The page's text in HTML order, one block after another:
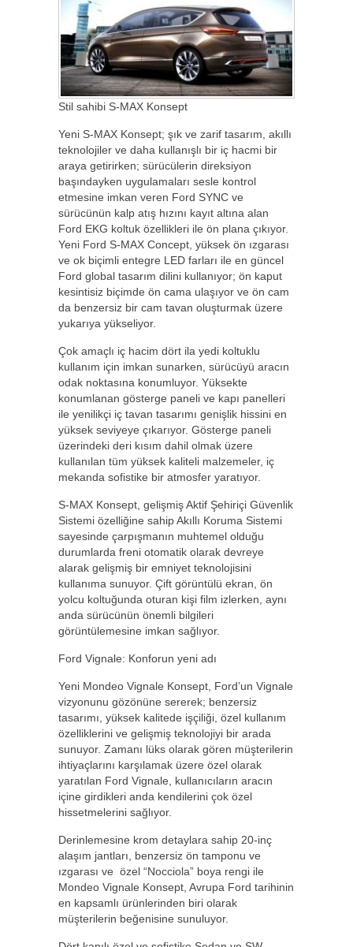
Stil sahibi S-MAX Konsept
Yeni S-MAX Konsept; şık ve zarif tasarım, akıllı
teknolojiler ve daha kullanışlı bir iç hacmi bir
araya getirirken; sürücülerin direksiyon
başındayken uygulamaları sesle kontrol
etmesine imkan veren Ford SYNC ve
sürücünün kalp atış hızını kayıt altına alan
Ford EKG koltuk özellikleri ile ön plana çıkıyor.
Yeni Ford S-MAX Concept, yüksek ön ızgarası
ve ok biçimli entegre LED farları ile en güncel
Ford global tasarım dilini kullanıyor; ön kaput
kesintisiz biçimde ön cama ulaşıyor ve ön cam
da benzersiz bir cam tavan oluşturmak üzere
yukarıya yükseliyor.
Çok amaçlı iç hacim dört ila yedi koltuklu
kullanım için imkan sunarken, sürücüyü aracın
odak noktasına konumluyor. Yüksekte
konumlanan gösterge paneli ve kapı panelleri
ile yenilikçi iç tavan tasarımı genişlik hissini en
yüksek seviyeye çıkarıyor. Gösterge paneli
üzerindeki deri kısım dahil olmak üzere
kullanılan tüm yüksek kaliteli malzemeler, iç
mekanda sofistike bir atmosfer yaratıyor.
S-MAX Konsept, gelişmiş Aktif Şehiriçi Güvenlik
Sistemi özelliğine sahip Akıllı Koruma Sistemi
sayesinde çarpışmanın muhtemel olduğu
durumlarda freni otomatik olarak devreye
alarak gelişmiş bir emniyet teknolojisini
kullanıma sunuyor. Çift görüntülü ekran, ön
yolcu koltuğunda oturan kişi film izlerken, aynı
anda sürücünün önemli bilgileri
görüntülemesine imkan sağlıyor.
Ford Vignale: Konforun yeni adı
Yeni Mondeo Vignale Konsept, Ford’un Vignale
vizyonunu gözönüne sererek; benzersiz
tasarımı, yüksek kalitede işçiliği, özel kullanım
özelliklerini ve gelişmiş teknolojiyi bir arada
sunuyor. Zamanı lüks olarak gören müşterilerin
ihtiyaçlarını karşılamak üzere özel olarak
yaratılan Ford Vignale, kullanıcıların aracın
içine girdikleri anda kendilerini çok özel
hissetmelerini sağlıyor.
Derinlemesine krom detaylara sahip 20-inç
alaşım jantları, benzersiz ön tamponu ve
ızgarası ve özel “Nocciola” boya rengi ile
Mondeo Vignale Konsept, Avrupa Ford tarihinin
en kapsamlı ürünlerinden biri olarak
müşterilerin beğenisine sunuluyor.